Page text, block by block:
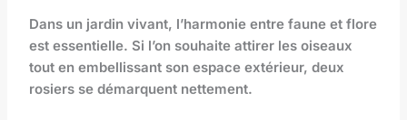
Dans un jardin vivant, l’harmonie entre faune et flore
est essentielle. Si l’on souhaite attirer les oiseaux
tout en embellissant son espace extérieur, deux
rosiers se démarquent nettement.